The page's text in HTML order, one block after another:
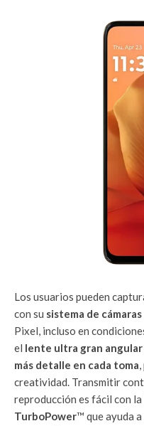
Los usuarios pueden
con su sistema de
Pixel, incluso en
el lente ultra gran
más detalle en cada toma
creatividad. Transmitir
reproducción es fácil con la
TurboPower™ que ayuda